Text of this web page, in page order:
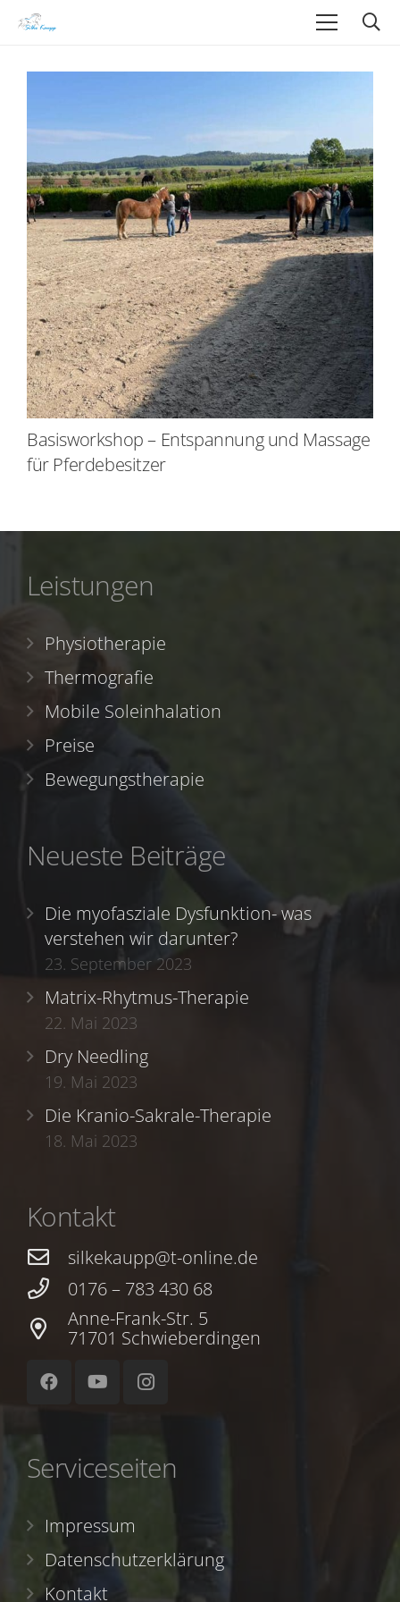
Basisworkshop – Entspannung und Massage
für Pferdebesitzer
Leistungen
Physiotherapie
Thermografie
Mobile Soleinhalation
Preise
Bewegungstherapie
Neueste Beiträge
Die myofasziale Dysfunktion- was
verstehen wir darunter?
23. September 2023
Matrix-Rhytmus-Therapie
22. Mai 2023
Dry Needling
19. Mai 2023
Die Kranio-Sakrale-Therapie
18. Mai 2023
Kontakt
silkekaupp@t-online.de
0176 – 783 430 68
Anne-Frank-Str. 5
71701 Schwieberdingen
Serviceseiten
Impressum
Datenschutzerklärung
Kontakt